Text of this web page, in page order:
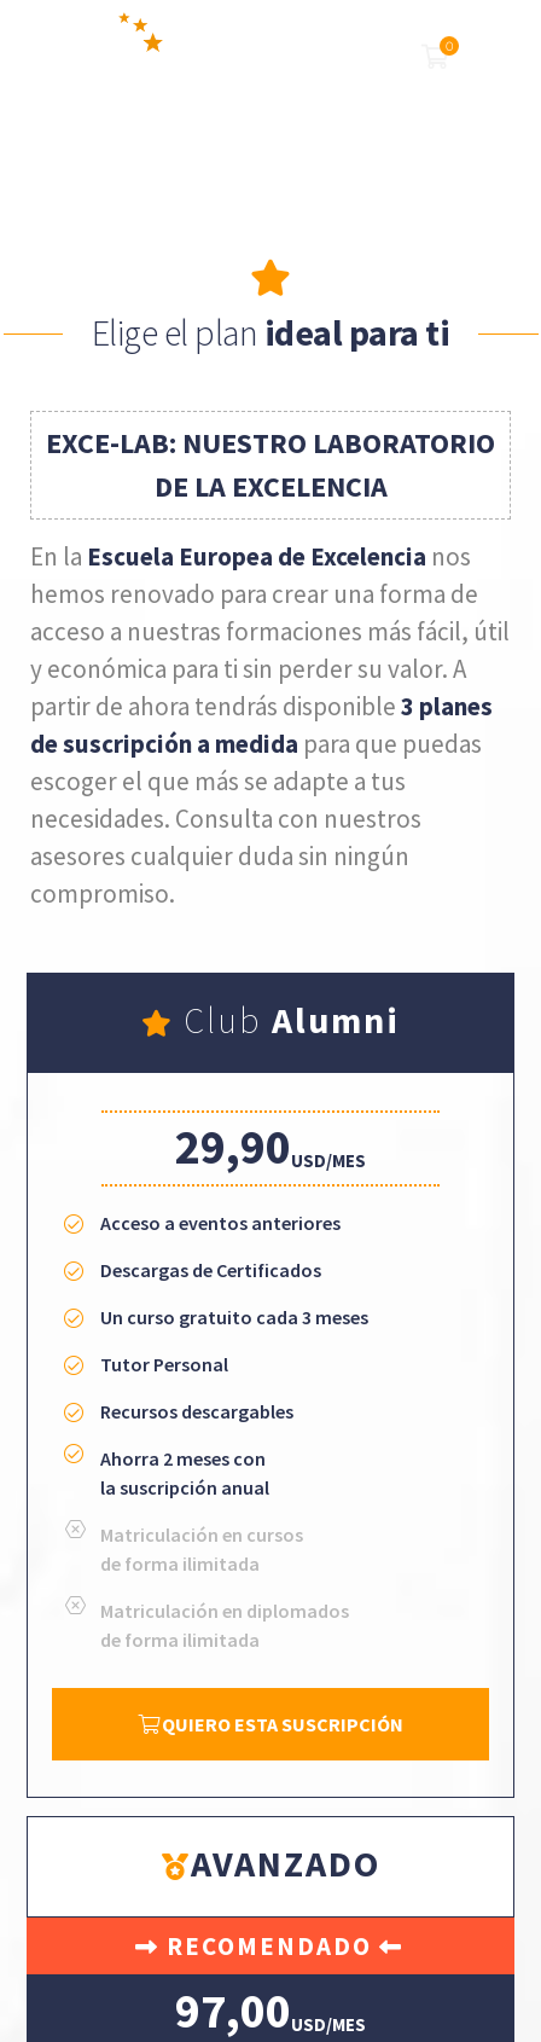
0
Elige el plan ideal para ti
EXCE-LAB: NUESTRO LABORATORIO
DE LA EXCELENCIA
En la Escuela Europea de Excelencia nos
hemos renovado para crear una forma de
acceso a nuestras formaciones más fácil, útil
y económica para ti sin perder su valor. A
partir de ahora tendrás disponible3 planes
de suscripción a medida para que puedas
escoger el que más se adapte a tus
necesidades. Consulta con nuestros
asesores cualquier duda sin ningún
compromiso.
Club Alumni
29,90USD/MES
Acceso a eventos anteriores
Descargas de Certificados
Un curso gratuito cada 3 meses
Tutor Personal
Recursos descargables
Ahorra 2 meses con
la suscripción anual
Matriculación en cursos
de forma ilimitada
Matriculación en diplomados
de forma ilimitada
QUIERO ESTA SUSCRIPCIÓN
AVANZADO
RECOMENDADO
97,00USD/MES